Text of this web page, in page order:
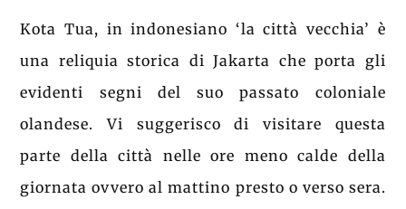
Kota Tua, in indonesiano ‘la città vecchia’ è
una reliquia storica di Jakarta che porta gli
evidenti segni del suo passato coloniale
olandese. Vi suggerisco di visitare questa
parte della città nelle ore meno calde della
giornata ovvero al mattino presto o verso sera.